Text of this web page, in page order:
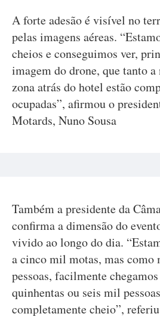
A forte adesão é visível no
pelas imagens aéreas.
cheios e conseguimos ver,
imagem do drone, que tanto
zona atrás do hotel estão
ocupadas”, afirmou o
Motards, Nuno Sousa
Também a presidente da
confirma a dimensão do
vivido ao longo do dia.
a cinco mil motas, mas como
pessoas, facilmente
quinhentas ou seis mil
completamente cheio”,